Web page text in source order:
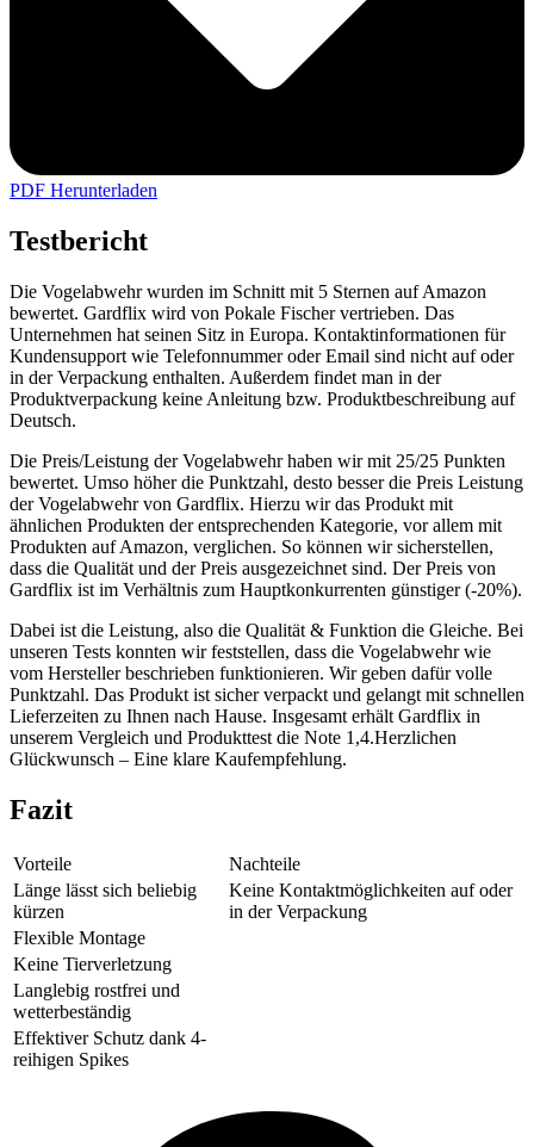
PDF Herunterladen
Testbericht
Die Vogelabwehr wurden im Schnitt mit 5 Sternen auf Amazon
bewertet. Gardflix wird von Pokale Fischer vertrieben. Das
Unternehmen hat seinen Sitz in Europa. Kontaktinformationen für
Kundensupport wie Telefonnummer oder Email sind nicht auf oder
in der Verpackung enthalten. Außerdem findet man in der
Produktverpackung keine Anleitung bzw. Produktbeschreibung auf
Deutsch.
Die Preis/Leistung der Vogelabwehr haben wir mit 25/25 Punkten
bewertet. Umso höher die Punktzahl, desto besser die Preis Leistung
der Vogelabwehr von Gardflix. Hierzu wir das Produkt mit
ähnlichen Produkten der entsprechenden Kategorie, vor allem mit
Produkten auf Amazon, verglichen. So können wir sicherstellen,
dass die Qualität und der Preis ausgezeichnet sind. Der Preis von
Gardflix ist im Verhältnis zum Hauptkonkurrenten günstiger (-20%).
Dabei ist die Leistung, also die Qualität & Funktion die Gleiche. Bei
unseren Tests konnten wir feststellen, dass die Vogelabwehr wie
vom Hersteller beschrieben funktionieren. Wir geben dafür volle
Punktzahl. Das Produkt ist sicher verpackt und gelangt mit schnellen
Lieferzeiten zu Ihnen nach Hause. Insgesamt erhält Gardflix in
unserem Vergleich und Produkttest die Note 1,4.Herzlichen
Glückwunsch – Eine klare Kaufempfehlung.
Fazit
Vorteile
Nachteile
Länge lässt sich beliebig
kürzen
Keine Kontaktmöglichkeiten auf oder
in der Verpackung
Flexible Montage
Keine Tierverletzung
Langlebig rostfrei und
wetterbeständig
Effektiver Schutz dank 4-
reihigen Spikes